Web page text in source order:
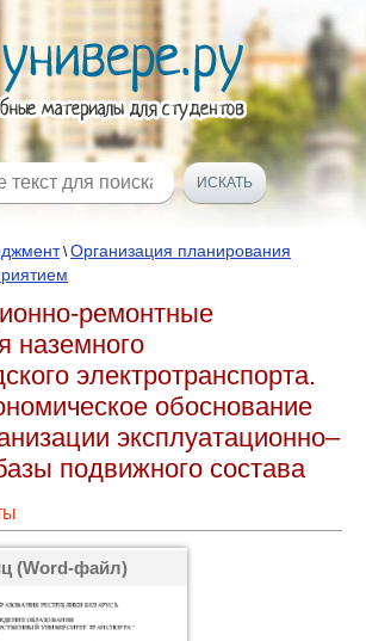
\Организация планирования
ремонтные
наземного
электротранспорта.
обоснование
эксплуатационно–
подвижного состава
(Word-файл)